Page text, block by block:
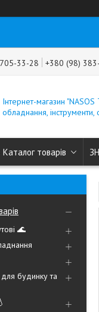
33-28 +380 (98)
Інтернет-магазин "NASOS
обладнання, інструменти,
Каталог товарів
🌊
для будинку та